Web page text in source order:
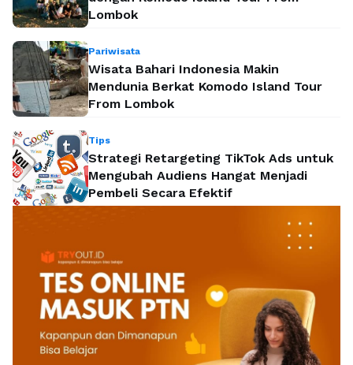
Lombok
Pariwisata
Wisata Bahari Indonesia Makin
Mendunia Berkat Komodo Island Tour
From Lombok
Tips
Strategi Retargeting TikTok Ads untuk
Mengubah Audiens Hangat Menjadi
Pembeli Secara Efektif